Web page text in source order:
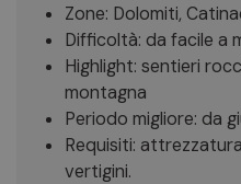
Zone: Dolomiti,
Difficoltà: da facile a
Highlight: sentieri
montagna
Periodo migliore: da
Requisiti:
vertigini.